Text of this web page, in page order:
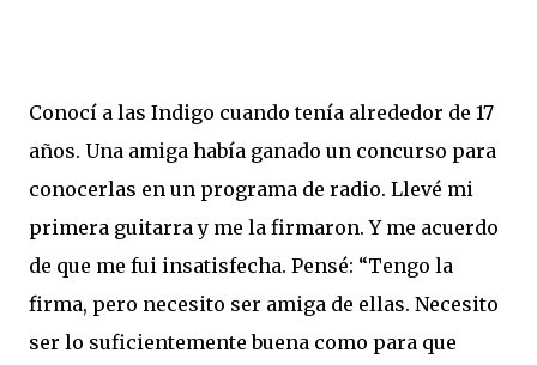
Conocí a las Indigo cuando tenía alrededor de 17
años. Una amiga había ganado un concurso para
conocerlas en un programa de radio. Llevé mi
primera guitarra y me la firmaron. Y me acuerdo
de que me fui insatisfecha. Pensé: “Tengo la
firma, pero necesito ser amiga de ellas. Necesito
ser lo suficientemente buena como para que